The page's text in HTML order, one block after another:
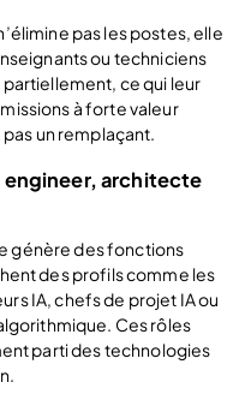
pas les postes, elle
ou techniciens
ce qui leur
à forte valeur
un remplaçant.
architecte
génère des fonctions
des profils comme les
IA, chefs de projet IA ou
Ces rôles
parti des technologies